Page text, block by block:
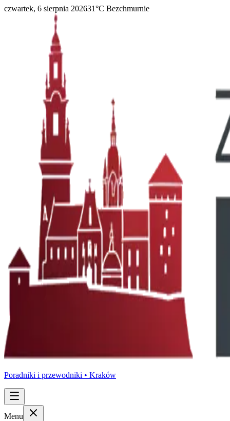
czwartek, 6 sierpnia 202631°C Bezchmurnie
Poradniki i przewodniki • Kraków
Menu